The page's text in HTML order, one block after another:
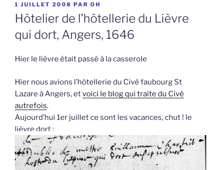
PUBLIÉ
LE
1 JUILLET 2008 PAR OH
Hôtelier de l’hôtellerie du Lièvre
qui dort, Angers, 1646
Hier le lièvre était passé à la casserole
Hier nous avions l’hôtellerie du Civé faubourg St
Lazare à Angers, etvoici le blog qui traite du Civé
autrefois.
Aujourd’hui 1er juillet ce sont les vacances, chut ! le
lièvre dort :